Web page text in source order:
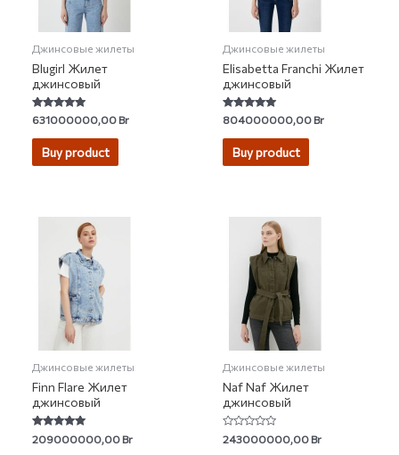
Джинсовые жилеты
Blugirl Жилет
джинсовый
Rated
5.00
out of 5
631000000,00Br
Buy product
Джинсовые жилеты
Elisabetta Franchi Жилет
джинсовый
Rated
5.00
out of 5
804000000,00Br
Buy product
Джинсовые жилеты
Finn Flare Жилет
джинсовый
Rated
4.88
209000000,00Br
Джинсовые жилеты
Naf Naf Жилет
джинсовый
Rated
0
243000000,00Br